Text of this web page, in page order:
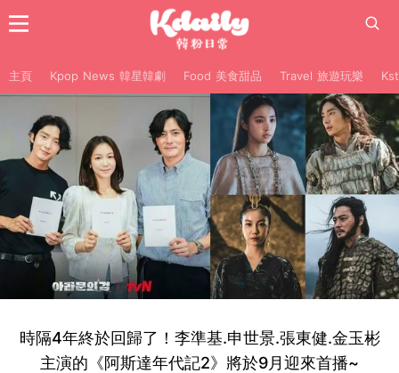
主頁 Kpop News 韓星韓劇 Food 美食甜品 Travel 旅遊玩樂
時隔4年終於回歸了！李準基.申世景.張東健.金玉彬
主演的《阿斯達年代記2》將於9月迎來首播~